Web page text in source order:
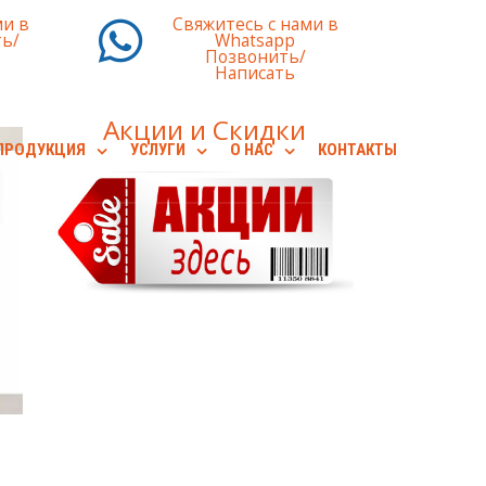
в Свяжитесь с нами в
Whatsapp
Позвонить/
Написать
УСЛУГИ О НАС КОНТАКТЫ
Акции и Скидки